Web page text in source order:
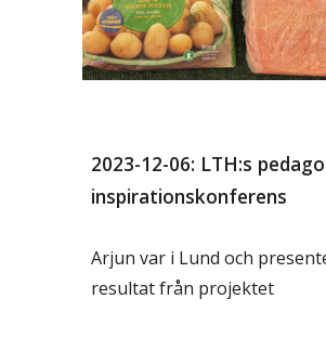
2023-12-06: LTH:s
inspirationskonferens
Arjun var i Lund och
resultat från projektet